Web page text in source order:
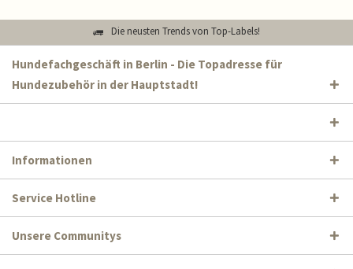
Die neusten Trends von Top-Labels!
Hundefachgeschäft in Berlin - Die Topadresse für
Hundezubehör in der Hauptstadt!
Informationen
Service Hotline
Unsere Communitys